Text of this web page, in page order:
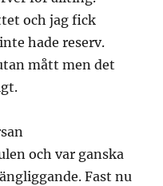
och jag fick
hade reserv.
mått men det
och var ganska
Fast nu